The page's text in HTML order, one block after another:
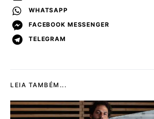
WHATSAPP
FACEBOOK MESSENGER
TELEGRAM
LEIA TAMBÉM...